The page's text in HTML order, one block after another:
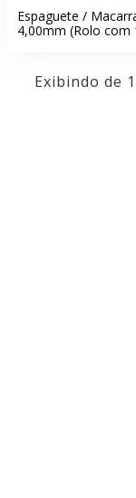
Espaguete /
4,00mm (Rolo com
Exibindo de